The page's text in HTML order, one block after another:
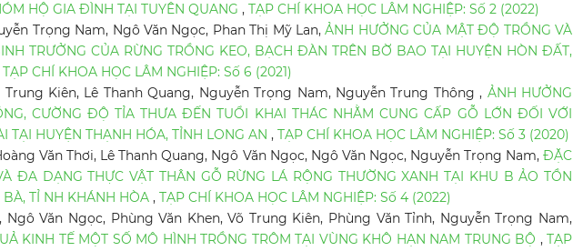
HỘ GIA ĐÌNH TẠI TUYÊN QUANG , TẠP CHÍ KHOA HỌC LÂM NGHIỆP: Số 2 (2022)
Trọng Nam, Ngô Văn Ngọc, Phan Thị Mỹ Lan,ẢNH HƯỞNG CỦA MẬT ĐỘ TRỒNG VÀ
TRƯỞNG CỦA RỪNG TRỒNG KEO, BẠCH ĐÀN TRÊN BỜ BAO TẠI HUYỆN HÒN ĐẤT,
TẠP CHÍ KHOA HỌC LÂM NGHIỆP: Số 6 (2021)
Trung Kiên, Lê Thanh Quang, Nguyễn Trọng Nam, Nguyễn Trung Thông , ẢNH HƯỞNG
CƯỜNG ĐỘ TỈA THƯA ĐẾN TUỔI KHAI THÁC NHẰM CUNG CẤP GỖ LỚN ĐỐI VỚI
TẠI HUYỆN THẠNH HÓA, TỈNH LONG AN , TẠP CHÍ KHOA HỌC LÂM NGHIỆP: Số 3 (2020)
Văn Thơi, Lê Thanh Quang, Ngô Văn Ngọc, Ngô Văn Ngọc, Nguyễn Trọng Nam, ĐẶC
ĐA DẠNG THỰC VẬT THÂN GỖ RỪNG LÁ RỘNG THƯỜNG XANH TẠI KHU B ẢO TỒN
TỈ NH KHÁNH HÒA , TẠP CHÍ KHOA HỌC LÂM NGHIỆP: Số 4 (2022)
Ngô Văn Ngọc, Phùng Văn Khen, Võ Trung Kiên, Phùng Văn Tỉnh, Nguyễn Trọng Nam,
KINH TẾ MỘT SỐ MÔ HÌNH TRỒNG TRÔM TẠI VÙNG KHÔ HẠN NAM TRUNG BỘ , TẠP